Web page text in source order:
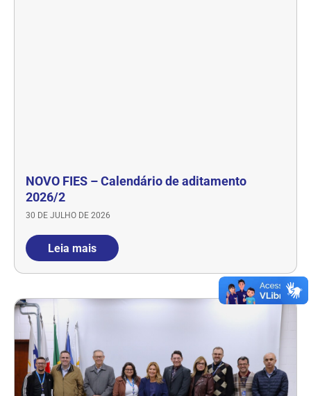
NOVO FIES – Calendário de aditamento
2026/2
30 DE JULHO DE 2026
Leia mais